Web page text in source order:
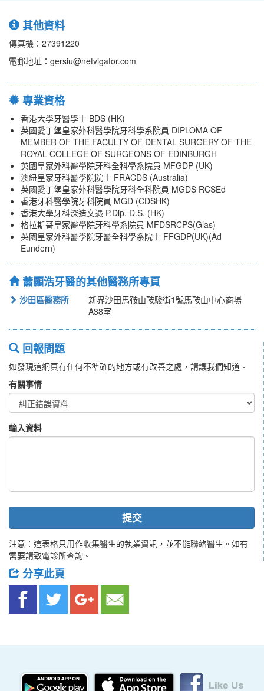
其他資料
傳真機：27391220
電郵地址：gersiu@netvigator.com
專業資格
香港大學牙醫學士 BDS (HK)
英國愛丁堡皇家外科醫學院牙科學系院員 DIPLOMA OF
MEMBER OF THE FACULTY OF DENTAL SURGERY OF THE
ROYAL COLLEGE OF SURGEONS OF EDINBURGH
英國皇家外科醫學院牙科全科學系院員 MFGDP (UK)
澳紐皇家牙科醫學院院士 FRACDS (Australia)
英國愛丁堡皇家外科醫學院牙科全科院員 MGDS RCSEd
香港牙科醫學院牙科院員 MGD (CDSHK)
香港大學牙科深造文憑 P.Dip. D.S. (HK)
格拉斯哥皇家醫學院牙科學系院員 MFDSRCPS(Glas)
英國皇家外科醫學院牙醫全科學系院士 FFGDP(UK)(Ad
Eundern)
蕭顯浩牙醫的其他醫務所專頁
沙田區醫務所
新界沙田馬鞍山鞍駿街1號馬鞍山中心商場
A38室
回報問題
如發現這網頁有任何不準確的地方或有改善之處，請讓我們知道。
有關事情
輸入資料
提交
注意：這表格只用作收集醫生的執業資訊，並不能聯絡醫生。如有
需要請致電診所查詢。
分享此頁